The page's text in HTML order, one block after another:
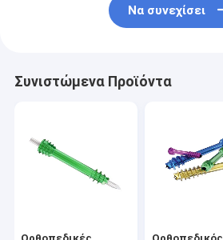
Να συνεχίσει
Συνιστώμενα Προϊόντα